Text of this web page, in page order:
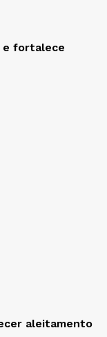
e fortalece
aleitamento